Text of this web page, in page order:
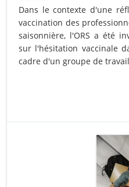
Dans le contexte d'une
vaccination des
saisonnière, l'ORS a été
sur l'hésitation vaccinale
cadre d'un groupe de